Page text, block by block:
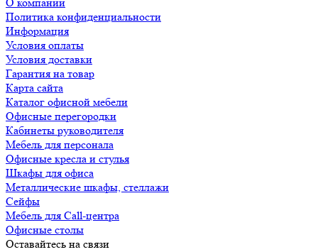
О компании
Политика конфиденциальности
Информация
Условия оплаты
Условия доставки
Гарантия на товар
Карта сайта
Каталог офисной мебели
Офисные перегородки
Кабинеты руководителя
Мебель для персонала
Офисные кресла и стулья
Шкафы для офиса
Металлические шкафы, стеллажи
Сейфы
Мебель для Call-центра
Офисные столы
Оставайтесь на связи